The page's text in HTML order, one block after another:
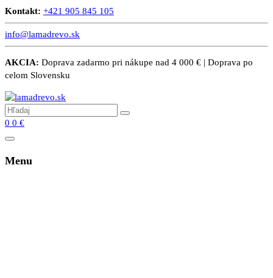
Kontakt: +421 905 845 105
info@lamadrevo.sk
AKCIA: Doprava zadarmo pri nákupe nad 4 000 € | Doprava po
celom Slovensku
0 0 €
Menu